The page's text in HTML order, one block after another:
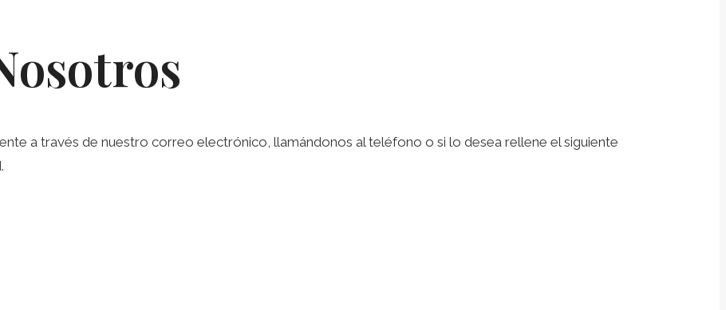
a través de nuestro correo electrónico, llamándonos al teléfono o si lo desea rellene el siguiente